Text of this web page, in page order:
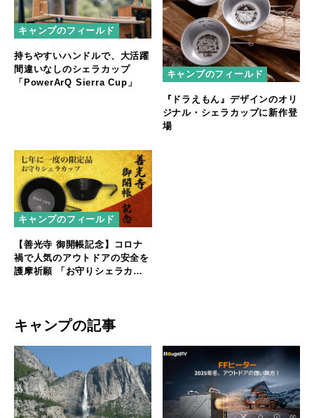
キャンプのフィールド
持ちやすいハンドルで、大活躍
間違いなしのシェラカップ
「PowerArQ Sierra Cup」
キャンプのフィールド
『ドラえもん』デザインのオリ
ジナル・シェラカップに新作登
場
キャンプのフィールド
【善光寺 御開帳記念】コロナ
禍で人気のアウトドアの安全を
護摩祈願 「お守りシェラカッ
キャンプの記事